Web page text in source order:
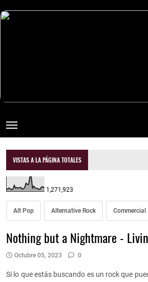
VISTAS A LA PÁGINA TOTALES
1,271,923
Alt Pop Alternative Rock Commercial
Nothing but a Nightmare -
Octubre 05, 2023 0
Si lo que estás buscando es un rock que